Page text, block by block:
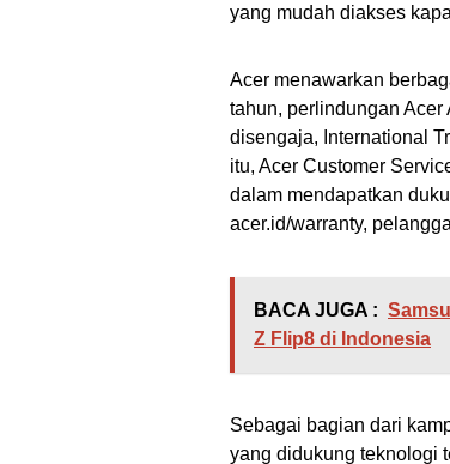
yang mudah diakses
Acer menawarkan
tahun, perlindungan
disengaja, International
itu, Acer Customer
dalam mendapatkan
acer.id/warranty,
BACA JUGA :
Z Flip8 di Indonesia
Sebagai bagian dari
yang didukung teknologi